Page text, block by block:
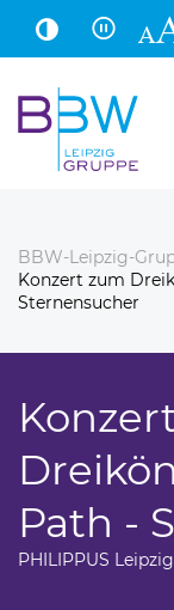
BBW-Leipzig-
Konzert zum
Sternensucher
Path -
PHILIPPUS Leipzig